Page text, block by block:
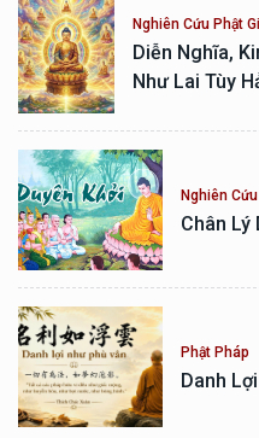
Nghiên Cứu Phật
Diễn Nghĩa,
Như Lai Tùy
Nghiên
Chân Lý
Phật Pháp
Danh